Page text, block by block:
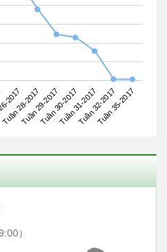
2017
Tuần 28-2017Tuần 29-2017Tuần 30-2017Tuần 31-2017Tuần 32-2017
Tuần 35-2017
）